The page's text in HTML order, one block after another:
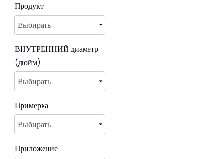
Продукт
ВНУТРЕННИЙ диаметр
(дюйм)
Примерка
Приложение